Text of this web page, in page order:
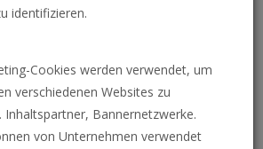
identifizieren.
Cookies werden verwendet, um
verschiedenen Websites zu
Inhaltspartner, Bannernetzwerke.
von Unternehmen verwendet